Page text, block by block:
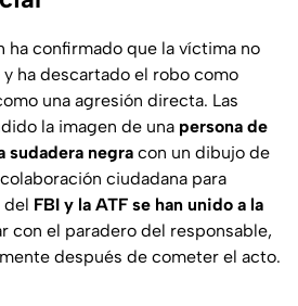
ha confirmado que la víctima no
ha descartado el robo como
una agresión directa. Las
la imagen de una persona de
sudadera negra con un dibujo de
ciudadana para
del FBI y la ATF se han unido a la
con el paradero del responsable,
después de cometer el acto.